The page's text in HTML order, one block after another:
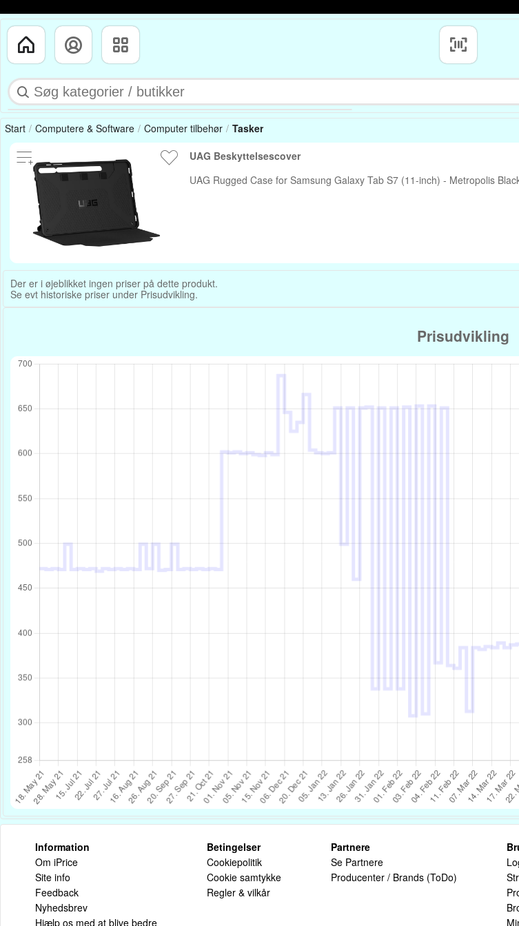
Start Computere & Software Computer tilbehør
Tasker
UAG Beskyttelsescover
UAG Rugged Case for Samsung Galaxy Tab S7 (11-inch) - Metropolis
Der er i øjeblikket ingen priser på dette produkt.
Se evt historiske priser under Prisudvikling.
Prisudvikling
Information
Om iPrice
Site info
Feedback
Nyhedsbrev
Hjælp os med at blive bedre
Betingelser
Cookiepolitik
Cookie samtykke
Regler & vilkår
Partnere
Se Partnere
Producenter / Brands (ToDo)